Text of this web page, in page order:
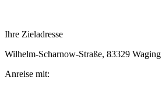
Ihre Zieladresse
Wilhelm-Scharnow-Straße, 83329 Waging
Anreise mit: